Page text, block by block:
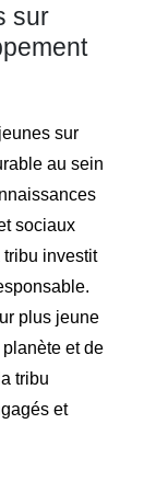
sur
sur
au sein
sociaux
investit
plus jeune
et de
tribu
et